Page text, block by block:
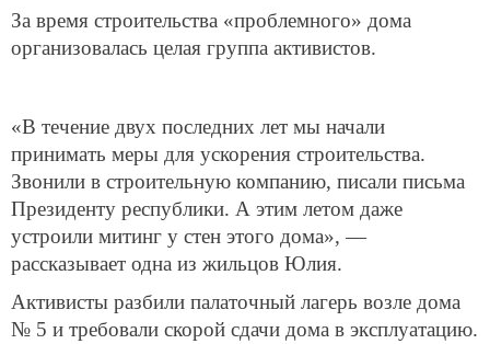
За время строительства «проблемного» дома
организовалась целая группа активистов.
«В течение двух последних лет мы начали
принимать меры для ускорения строительства.
Звонили в строительную компанию, писали письма
Президенту республики. А этим летом даже
устроили митинг у стен этого дома», —
рассказывает одна из жильцов Юлия.
Активисты разбили палаточный лагерь возле дома
№ 5 и требовали скорой сдачи дома в эксплуатацию.